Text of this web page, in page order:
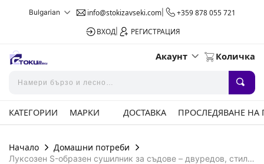
Bulgarian info@stokizavseki.com|
+359 878 055 721
ВХОД
РЕГИСТРАЦИЯ
Акаунт Количка
КАТЕГОРИИ МАРКИ ДОСТАВКА ПРОСЛЕДЯВАНЕ НА
Начало Домашни потреби
Луксозен S-образен сушилник за съдове – двуредов, стил и